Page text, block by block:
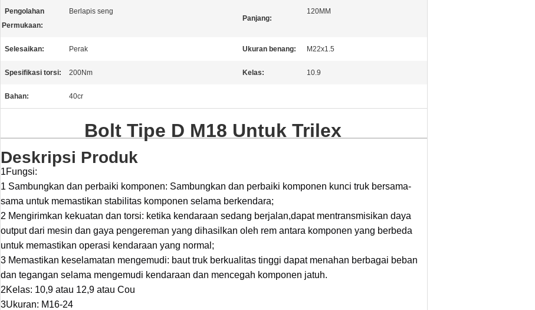
Pengolahan
Permukaan:
Berlapis seng
Panjang:
120MM
Selesaikan: Perak Ukuran benang: M22x1.5
Spesifikasi torsi: 200Nm Kelas: 10.9
Bahan: 40cr
Bolt Tipe D M18 Untuk Trilex
Deskripsi Produk
1Fungsi:
1 Sambungkan dan perbaiki komponen: Sambungkan dan perbaiki komponen kunci truk bersama-
sama untuk memastikan stabilitas komponen selama berkendara;
2 Mengirimkan kekuatan dan torsi: ketika kendaraan sedang berjalan,dapat mentransmisikan daya
output dari mesin dan gaya pengereman yang dihasilkan oleh rem antara komponen yang berbeda
untuk memastikan operasi kendaraan yang normal;
3 Memastikan keselamatan mengemudi: baut truk berkualitas tinggi dapat menahan berbagai beban
dan tegangan selama mengemudi kendaraan dan mencegah komponen jatuh.
2Kelas: 10,9 atau 12,9 atau Cou
3Ukuran: M16-24